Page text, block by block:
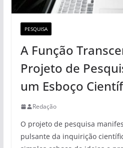
PESQUISA
A Função
Projeto de
um Esboço
Redação
O projeto de pesquisa
pulsante da inquirição